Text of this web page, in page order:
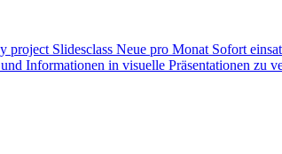
project Slidesclass Neue pro Monat Sofort
Informationen in visuelle Präsentationen zu